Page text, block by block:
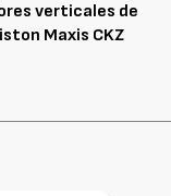
verticales de
Maxis CKZ